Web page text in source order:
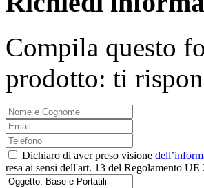
Compila questo
prodotto: ti
Dichiaro di aver preso visione
resa ai sensi dell'art. 13 del Regolamento UE